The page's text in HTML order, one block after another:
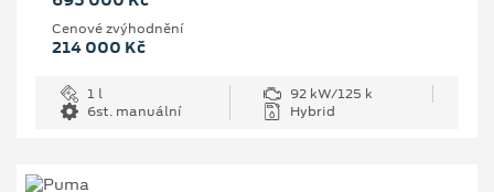
Cenové zvýhodnění
214 000 Kč
1 l
92 kW/125 k
6st. manuální
Hybrid